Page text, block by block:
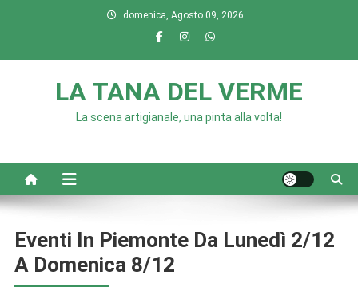
domenica, Agosto 09, 2026
LA TANA DEL VERME
La scena artigianale, una pinta alla volta!
Eventi In Piemonte Da Lunedì 2/12
A Domenica 8/12